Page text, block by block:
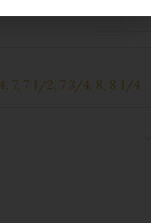
, 7, 7 1/2, 7 3/4, 8, 8 1/4